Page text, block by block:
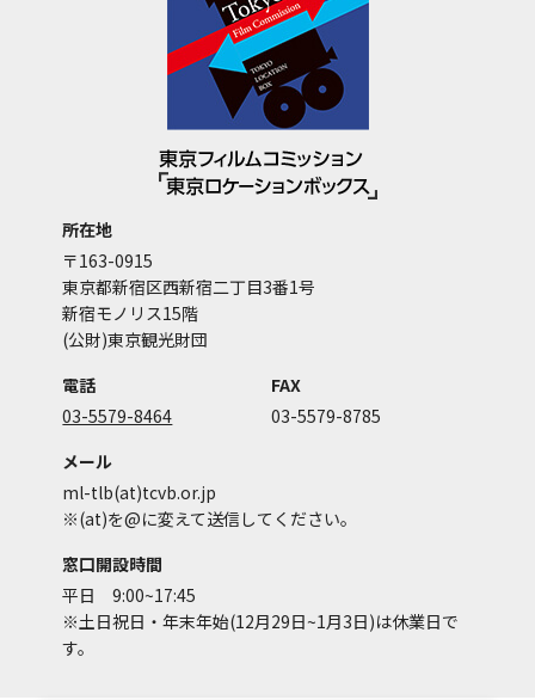
所在地
〒163-0915
東京都新宿区西新宿二丁目3番1号
新宿モノリス15階
(公財)東京観光財団
電話
03-5579-8464
FAX
03-5579-8785
メール
ml-tlb(at)tcvb.or.jp
※(at)を@に変えて送信してください。
窓口開設時間
平日 9:00~17:45
※土日祝日・年末年始(12月29日~1月3日)は休業日で
す。